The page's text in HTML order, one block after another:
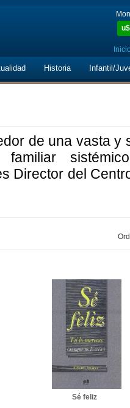
u$
Historia Infantil/
de una vasta y
familiar
Director del
Sé feliz